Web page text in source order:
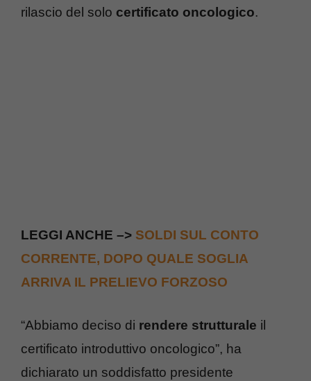
rilascio del solo certificato oncologico.
LEGGI ANCHE –> SOLDI SUL CONTO
CORRENTE, DOPO QUALE SOGLIA
ARRIVA IL PRELIEVO FORZOSO
“Abbiamo deciso di rendere strutturale il
certificato introduttivo oncologico”, ha
dichiarato un soddisfatto presidente